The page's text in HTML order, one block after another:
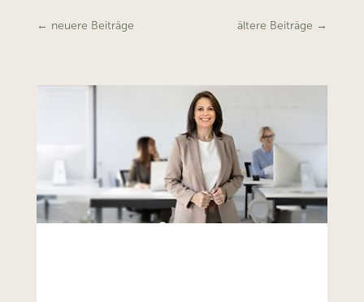
← neuere Beiträge ältere Beiträge →